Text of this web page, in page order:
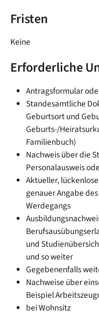
Fristen
Keine
Erforderliche
Antragsformular
Standesamtliche
Geburtsort und
Geburts-/
Familienbuch)
Nachweis über die
Personalausweis
Aktueller,
genauer Angabe
Werdegangs
und
und so weiter
Gegebenenfalls
Nachweise über
Beispiel
bei Wohnsitz